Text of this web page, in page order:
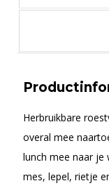
Herbruikbare
overal mee
lunch mee naar je
mes, lepel, rietje